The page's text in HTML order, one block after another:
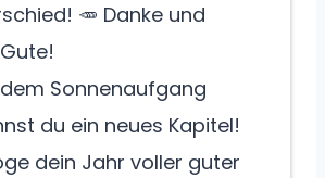
🥕 Danke und
Sonnenaufgang
du ein neues Kapitel!
dein Jahr voller guter